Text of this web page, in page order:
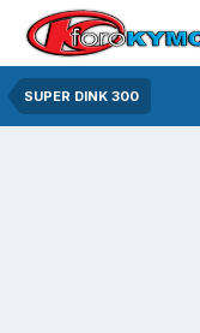
SUPER DINK 300